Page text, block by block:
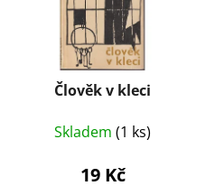
Člověk v kleci
Skladem (1 ks)
19 Kč